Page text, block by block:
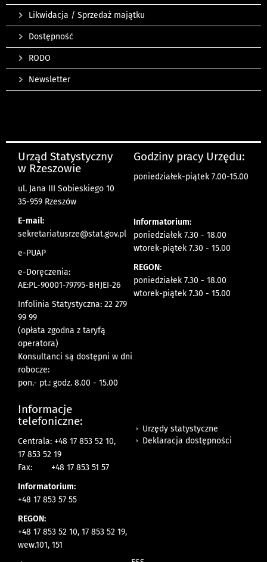
Likwidacja / Sprzedaż majątku
Dostępność
RODO
Newsletter
Urząd Statystyczny
w Rzeszowie
ul. Jana III Sobieskiego 10
35-959 Rzeszów
E-mail:
sekretariatusrze@stat.gov.pl
e-PUAP
e-Doręczenia:
AE:PL-90001-79795-BHJEI-26
Infolinia Statystyczna: 22 279
99 99
(opłata zgodna z taryfą
operatora)
Konsultanci są dostępni w dni
robocze:
pon.- pt.: godz. 8.00 - 15.00
Godziny pracy Urzędu:
poniedziałek-piątek 7.00-15.00
Informatorium:
poniedziałek 7.30 - 18.00
wtorek-piątek 7.30 - 15.00
REGON:
poniedziałek 7.30 - 18.00
wtorek-piątek 7.30 - 15.00
Informacje
telefoniczne:
Centrala: +48 17 853 52 10,
17 853 52 19
Fax:
+48 17 853 51 57
Informatorium:
+48 17 853 57 55
REGON:
+48 17 853 52 10, 17 853 52 19,
wew.101, 151
Urzędy statystyczne
Deklaracja dostępności